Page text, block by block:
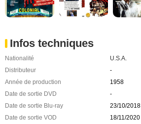
Infos techniques
Nationalité
U.S.A.
Distributeur
-
Année de production
1958
Date de sortie DVD
-
Date de sortie Blu-ray
23/10/2018
Date de sortie VOD
18/11/2020